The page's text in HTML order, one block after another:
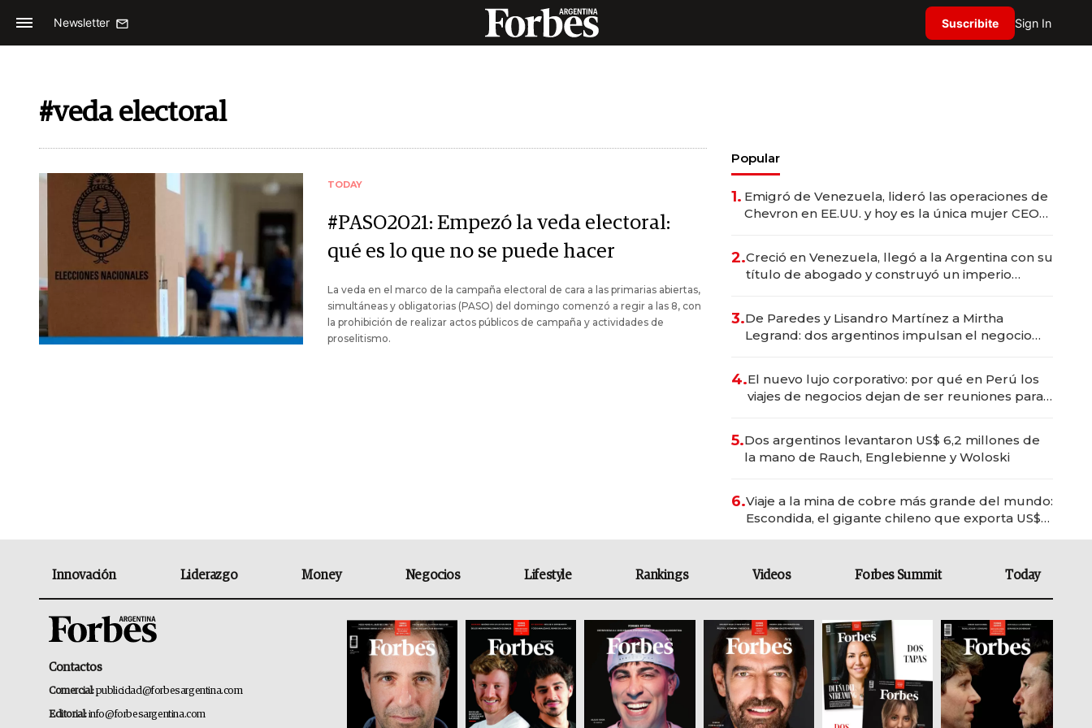
Newsletter Suscribite Sign In
#veda electoral
TODAY
#PASO2021: Empezó la veda electoral:
qué es lo que no se puede hacer
La veda en el marco de la campaña electoral de cara a las primarias abiertas,
simultáneas y obligatorias (PASO) del domingo comenzó a regir a las 8, con
la prohibición de realizar actos públicos de campaña y actividades de
proselitismo.
Popular
1. Emigró de Venezuela, lideró las operaciones de
Chevron en EE.UU. y hoy es la única mujer CEO
2.Creció en Venezuela, llegó a la Argentina con su
título de abogado y construyó un imperio
3.De Paredes y Lisandro Martínez a Mirtha
Legrand: dos argentinos impulsan el negocio
4.El nuevo lujo corporativo: por qué en Perú los
viajes de negocios dejan de ser reuniones para
5.Dos argentinos levantaron US$ 6,2 millones de
la mano de Rauch, Englebienne y Woloski
6.Viaje a la mina de cobre más grande del mundo:
Escondida, el gigante chileno que exporta US$
Innovación Liderazgo Money Negocios Lifestyle Rankings Videos Forbes Summit Today
Contactos
Comercial:publicidad@forbesargentina.com
Editorial:info@forbesargentina.com